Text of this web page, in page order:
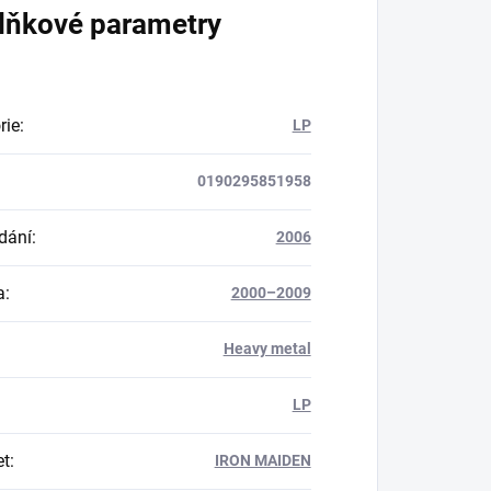
parametry
: LP
0190295851958
: 2006
: 2000–2009
Heavy metal
LP
: IRON MAIDEN